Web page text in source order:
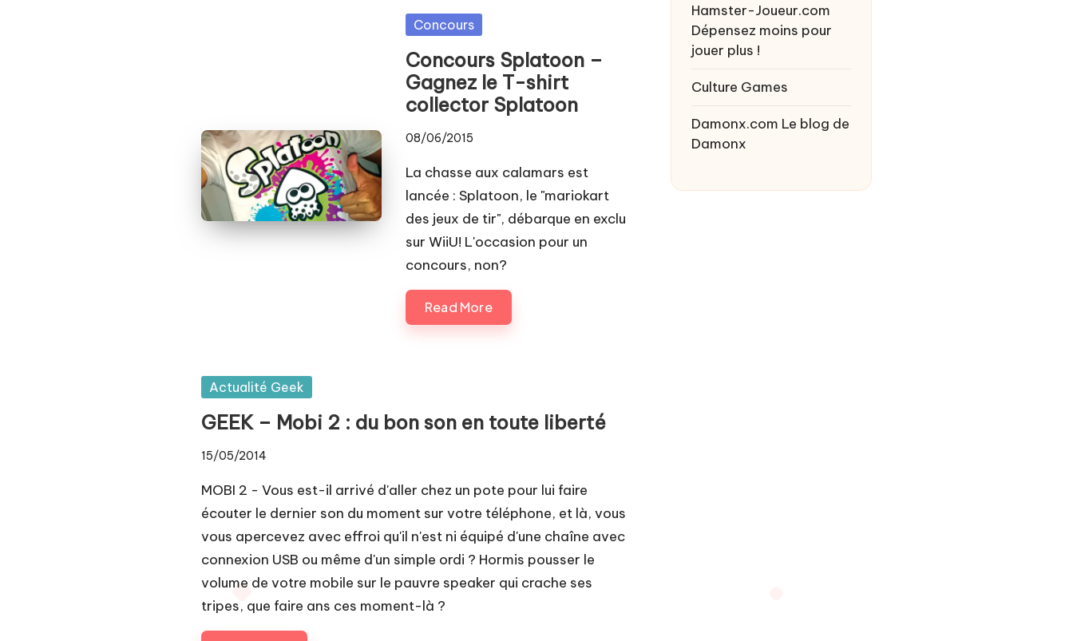
Posted
Concours
Concours Splatoon –
Gagnez le T-shirt
collector Splatoon
08/06/2015
La chasse aux calamars est
lancée : Splatoon, le "mariokart
des jeux de tir", débarque en exclu
sur WiiU! L'occasion pour un
concours, non?
Read More
Posted
Actualité Geek
GEEK – Mobi 2 : du bon son en toute liberté
15/05/2014
MOBI 2 - Vous est-il arrivé d'aller chez un pote pour lui faire
écouter le dernier son du moment sur votre téléphone, et là, vous
vous apercevez avec effroi qu'il n'est ni équipé d'une chaîne avec
connexion USB ou même d'un simple ordi ? Hormis pousser le
volume de votre mobile sur le pauvre speaker qui crache ses
tripes, que faire ans ces moment-là ?
Hamster-Joueur.com
Dépensez moins pour
jouer plus !
Culture Games
Damonx.com Le blog de
Damonx